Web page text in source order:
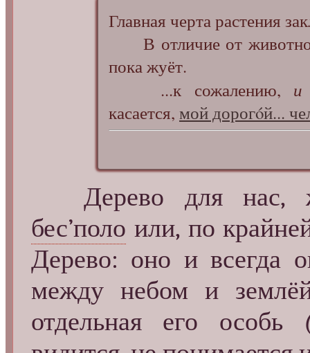
Главная черта растения
В отличие от
пока жуёт.
...к сожалению, и
касается, мой дорогóй...
Дерево для нас,
бес’поло или, по
Дерево: оно и всегда
между небом и
отдельная его особь